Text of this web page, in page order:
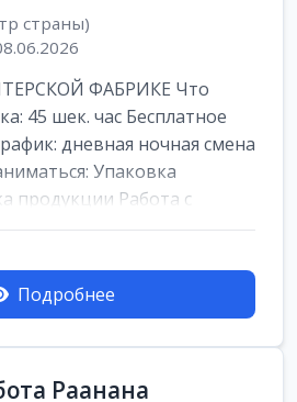
страны)
ФАБРИКЕ Что
45 шек. час Бесплатное
дневная ночная смена
Упаковка
продукции Работа с
Подробнее
Раанана